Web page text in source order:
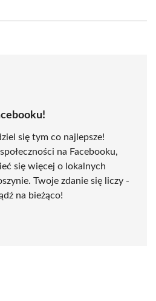
się tym co najlepsze!
na Facebooku,
się więcej o lokalnych
Twoje zdanie się liczy -
na bieżąco!